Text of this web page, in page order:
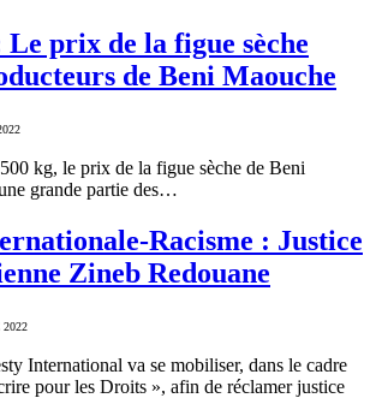
prix de la figue sèche
de Beni Maouche
kg, le prix de la figue sèche de Beni
grande partie des…
Racisme : Justice
Zineb Redouane
International va se mobiliser, dans le cadre
pour les Droits », afin de réclamer justice